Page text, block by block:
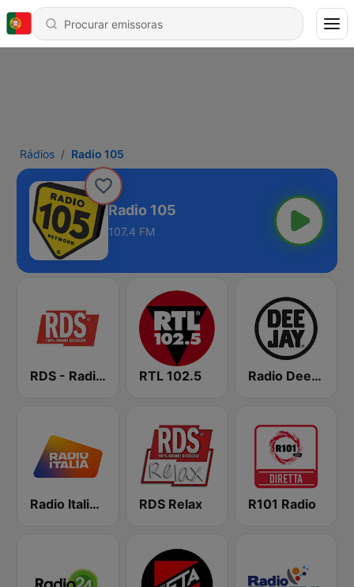
Rádios Radio 105
Radio 105
107.4 FM
RDS - Radio Dimensione Suono RTL 102.5 Radio Deejay
Radio Italia solomusicaitaliana RDS Relax R101 Radio